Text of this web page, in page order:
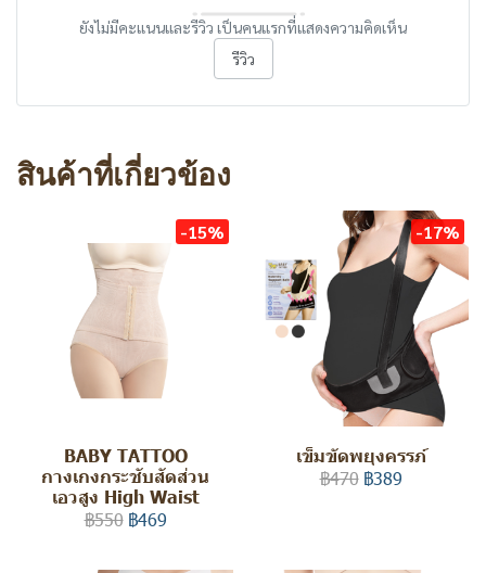
ยังไม่มีคะแนนและรีวิว เป็นคนแรกที่แสดงความคิดเห็น
รีวิว
สินค้าที่เกี่ยวข้อง
-15%
BABY TATTOO
กางเกงกระชับสัดส่วน
เอวสูง High Waist
฿550 ฿469
-17%
เข็มขัดพยุงครรภ์
฿470 ฿389